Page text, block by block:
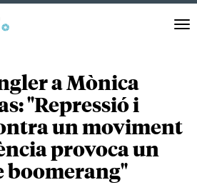
a Mònica
"Repressió i
un moviment
provoca un
boomerang"